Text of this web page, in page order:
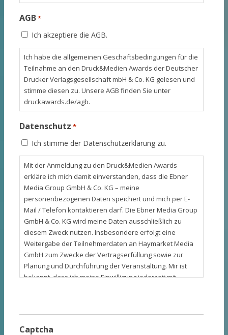
AGB*
Ich akzeptiere die AGB.
Ich habe die allgemeinen Geschäftsbedingungen für die
Teilnahme an den Druck&Medien Awards der Deutscher
Drucker Verlagsgesellschaft mbH & Co. KG gelesen und
stimme diesen zu. Unsere AGB finden Sie unter
druckawards.de/agb.
Datenschutz *
Ich stimme der Datenschutzerklärung zu.
Mit der Anmeldung zu den Druck&Medien Awards
erkläre ich mich damit einverstanden, dass die Ebner
Media Group GmbH & Co. KG – meine
personenbezogenen Daten speichert und mich per E-
Mail / Telefon kontaktieren darf. Die Ebner Media Group
GmbH & Co. KG wird meine Daten ausschließlich zu
diesem Zweck nutzen. Insbesondere erfolgt eine
Weitergabe der Teilnehmerdaten an Haymarket Media
GmbH zum Zwecke der Vertragserfüllung sowie zur
Planung und Durchführung der Veranstaltung. Mir ist
bekannt, dass ich meine Einwilligung jederzeit mit
www.ebnermedia.de/ddv/dse/.
Captcha